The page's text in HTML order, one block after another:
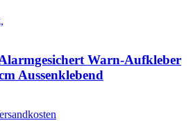
Warn-Aufkleber
Aussenklebend